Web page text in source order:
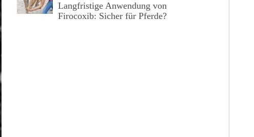
Langfristige Anwendung von
Firocoxib: Sicher für Pferde?